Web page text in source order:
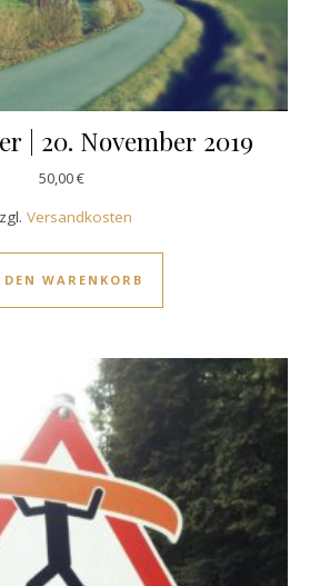
| 20. November 2019
50,00€
Versandkosten
WARENKORB